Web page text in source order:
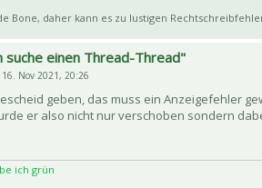
Bone, daher kann es zu lustigen
suche einen Thread-Thread"
16. Nov 2021, 20:26
geben, das muss ein Anzeigefehler
er also nicht nur verschoben sondern
ich grün